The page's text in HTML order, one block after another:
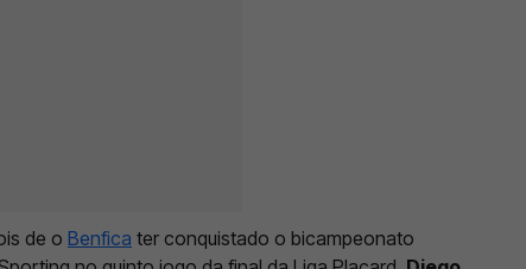
de o Benfica ter conquistado o bicampeonato